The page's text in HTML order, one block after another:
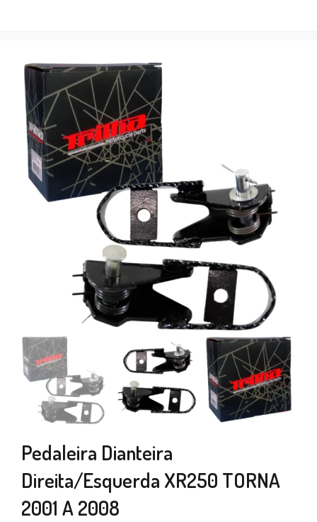
Pedaleira Dianteira
Direita/Esquerda XR250 TORNA
2001 A 2008